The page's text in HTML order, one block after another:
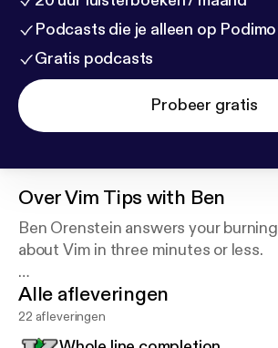
Podcasts die je alleen op
Gratis podcasts
Probeer gratis
OverVim Tips with Ben
Ben Orenstein answers your
about Vim in three minutes or less.
Want your question answered? Ask
Powered by briefs.fm.
Alle afleveringen
22 afleveringen